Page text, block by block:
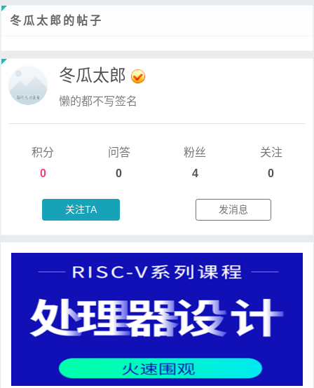
冬瓜太郎的帖子
冬瓜太郎
懒的都不写签名
积分
0
问答
0
粉丝
4
关注
0
关注TA 发消息